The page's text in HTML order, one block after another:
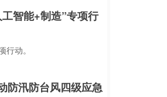
智能+制造”专项行
行动。
防汛防台风四级应急